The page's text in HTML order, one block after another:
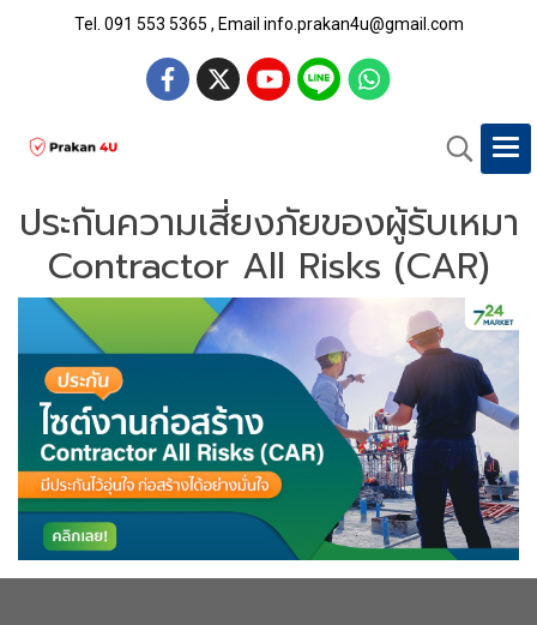
Tel. 091 553 5365 , Email info.prakan4u@gmail.com
ประกันความเสี่ยงภัยของผู้รับเหมา
Contractor All Risks (CAR)